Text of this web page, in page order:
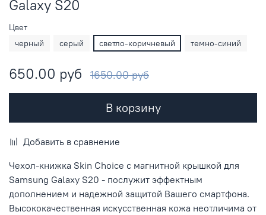
Galaxy S20
Цвет
черный
серый светло-коричневый темно-синий
650.00 руб 1650.00 руб
В корзину
Добавить в сравнение
Чехол-книжка Skin Choice с магнитной крышкой для
Samsung Galaxy S20 - послужит эффектным
дополнением и надежной защитой Вашего смартфона.
Высококачественная искусственная кожа неотличима от